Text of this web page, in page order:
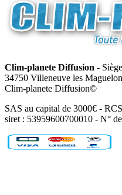
Clim-planete Diffusion -
34750 Villeneuve les
Clim-planete Diffusion©
SAS au capital de 3000€ -
siret : 53959600700010 - N°